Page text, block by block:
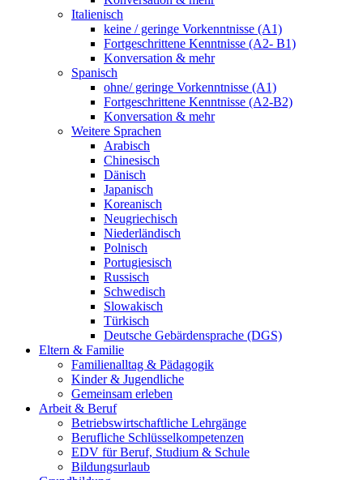
Italienisch
keine / geringe Vorkenntnisse (A1)
Fortgeschrittene Kenntnisse (A2- B1)
Konversation & mehr
Spanisch
ohne/ geringe Vorkenntnisse (A1)
Fortgeschrittene Kenntnisse (A2-B2)
Konversation & mehr
Weitere Sprachen
Arabisch
Chinesisch
Dänisch
Japanisch
Koreanisch
Neugriechisch
Niederländisch
Polnisch
Portugiesisch
Russisch
Schwedisch
Slowakisch
Türkisch
Deutsche Gebärdensprache (DGS)
Eltern & Familie
Familienalltag & Pädagogik
Kinder & Jugendliche
Gemeinsam erleben
Arbeit & Beruf
Betriebswirtschaftliche Lehrgänge
Berufliche Schlüsselkompetenzen
EDV für Beruf, Studium & Schule
Bildungsurlaub